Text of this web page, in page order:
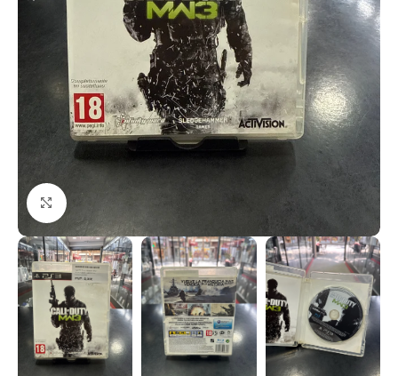
Click to enlarge